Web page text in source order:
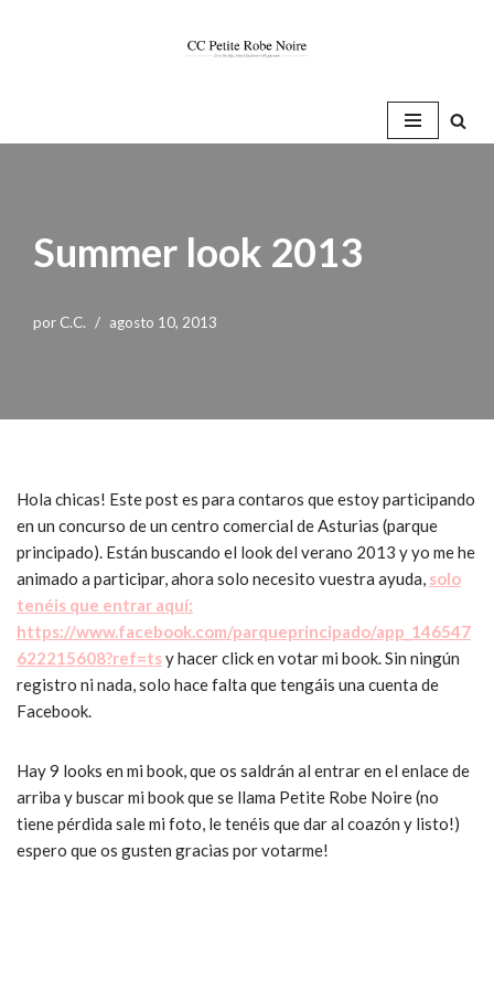
Summer look 2013
por C.C. agosto 10, 2013
Hola chicas! Este post es para contaros que estoy participando
en un concurso de un centro comercial de Asturias (parque
principado). Están buscando el look del verano 2013 y yo me he
animado a participar, ahora solo necesito vuestra ayuda, solo
tenéis que entrar aquí:
https://www.facebook.com/parqueprincipado/app_146547
622215608?ref=tsy hacer click en votar mi book. Sin ningún
registro ni nada, solo hace falta que tengáis una cuenta de
Facebook.
Hay 9 looks en mi book, que os saldrán al entrar en el enlace de
arriba y buscar mi book que se llama Petite Robe Noire (no
tiene pérdida sale mi foto, le tenéis que dar al coazón y listo!)
espero que os gusten gracias por votarme!